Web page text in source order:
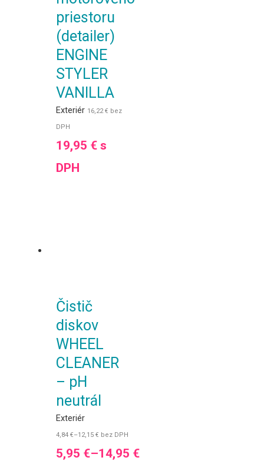
priestoru
(detailer)
ENGINE
STYLER
VANILLA
Exteriér 16,22€ bez
DPH
19,95 € s
DPH
Čistič
diskov
WHEEL
CLEANER
– pH
neutrál
Exteriér
4,84€–12,15€ bez DPH
5,95 €–14,95 €